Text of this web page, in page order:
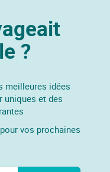
?
meilleures idées
uniques et des
vos prochaines